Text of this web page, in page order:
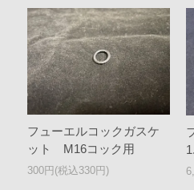
フューエルコックガスケ
ット M16コック用
300円(税込330円)